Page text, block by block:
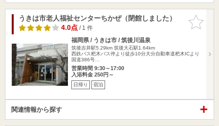
お気に入
りに追加
うきは市老人福祉センターちかぜ（閉館しました）
4.0点/ 1 件
福岡県 / うきは市 / 筑後川温泉
筑後吉井駅5.29km 筑後大石駅1.64km
西鉄バス杷木バス停より徒歩10分大分自動車道杷木ICより
国道386号…
営業時間 9:30～17:00
入浴料金 250円～
日帰り 宿泊
関連情報から探す